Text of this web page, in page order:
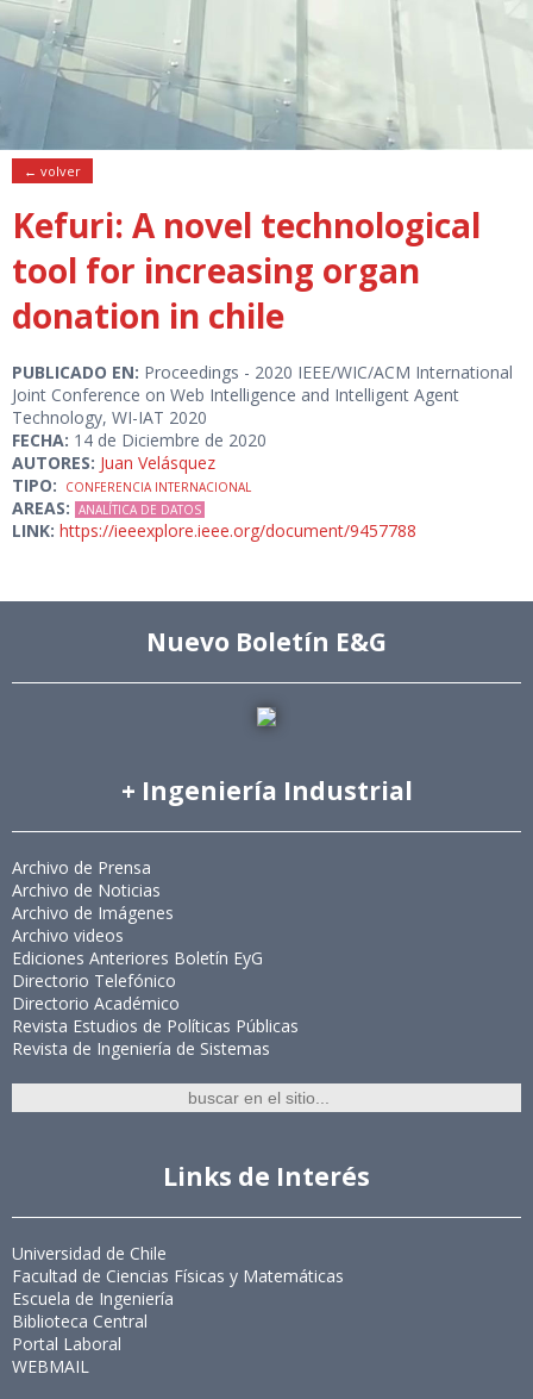
← volver
Kefuri: A novel technological
tool for increasing organ
donation in chile
PUBLICADO EN: Proceedings - 2020 IEEE/WIC/ACM International
Joint Conference on Web Intelligence and Intelligent Agent
Technology, WI-IAT 2020
FECHA: 14 de Diciembre de 2020
AUTORES: Juan Velásquez
TIPO:
CONFERENCIA INTERNACIONAL
AREAS: ANALÍTICA DE DATOS
LINK: https://ieeexplore.ieee.org/document/9457788
Nuevo Boletín E&G
+ Ingeniería Industrial
Archivo de Prensa
Archivo de Noticias
Archivo de Imágenes
Archivo videos
Ediciones Anteriores Boletín EyG
Directorio Telefónico
Directorio Académico
Revista Estudios de Políticas Públicas
Revista de Ingeniería de Sistemas
Links de Interés
Universidad de Chile
Facultad de Ciencias Físicas y Matemáticas
Escuela de Ingeniería
Biblioteca Central
Portal Laboral
WEBMAIL